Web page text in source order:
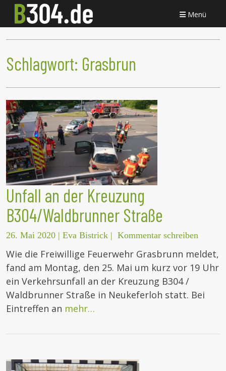
Menü
Schlagwort: Grasbrun
Unfall an der Kreuzung
B304/Waldbrunner Straße
26. Mai 2020 | Eva Bistrick | Kommentar schreiben
Wie die Freiwillige Feuerwehr Grasbrunn meldet,
fand am Montag, den 25. Mai um kurz vor 19 Uhr
ein Verkehrsunfall an der Kreuzung B304 /
Waldbrunner Straße in Neukeferloh statt. Bei
Eintreffen an mehr…